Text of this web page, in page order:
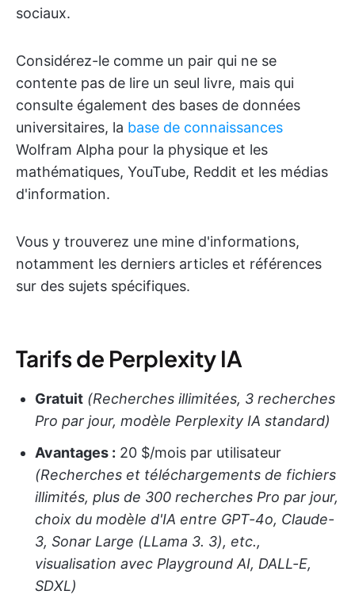
sociaux.
Considérez-le comme un pair qui ne se
contente pas de lire un seul livre, mais qui
consulte également des bases de données
universitaires, la base de connaissances
Wolfram Alpha pour la physique et les
mathématiques, YouTube, Reddit et les médias
d'information.
Vous y trouverez une mine d'informations,
notamment les derniers articles et références
sur des sujets spécifiques.
Tarifs de Perplexity IA
Gratuit (Recherches illimitées, 3 recherches
Pro par jour, modèle Perplexity IA standard)
Avantages : 20 $/mois par utilisateur
(Recherches et téléchargements de fichiers
illimités, plus de 300 recherches Pro par jour,
choix du modèle d'IA entre GPT-4o, Claude-
3, Sonar Large (LLama 3. 3), etc.,
visualisation avec Playground AI, DALL-E,
SDXL)